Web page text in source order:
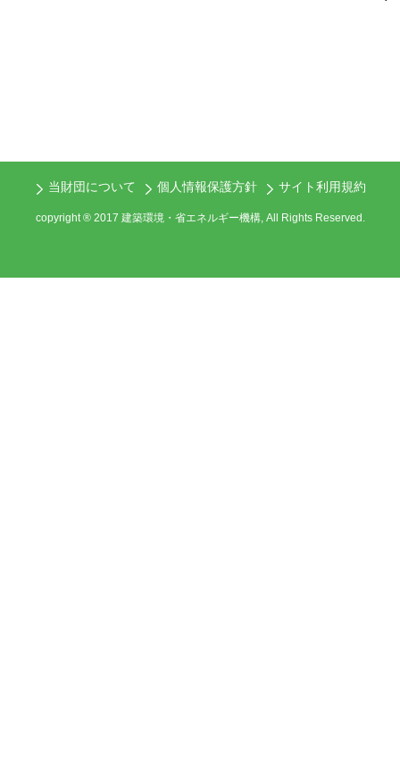
当財団について 個人情報保護方針 サイト利用規約
copyright ® 2017 建築環境・省エネルギー機構, All Rights Reserved.